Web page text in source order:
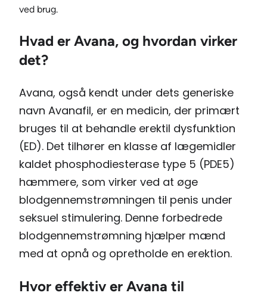
ved brug.
Hvad er Avana, og hvordan virker
det?
Avana, også kendt under dets generiske
navn Avanafil, er en medicin, der primært
bruges til at behandle erektil dysfunktion
(ED). Det tilhører en klasse af lægemidler
kaldet phosphodiesterase type 5 (PDE5)
hæmmere, som virker ved at øge
blodgennemstrømningen til penis under
seksuel stimulering. Denne forbedrede
blodgennemstrømning hjælper mænd
med at opnå og opretholde en erektion.
Hvor effektiv er Avana til